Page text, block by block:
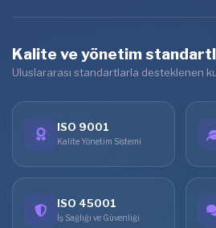
Kalite ve yönetim
Uluslararası standartlarla desteklenen
ISO 9001
Kalite Yönetim Sistemi
ISO 45001
İş Sağlığı ve Güvenliği